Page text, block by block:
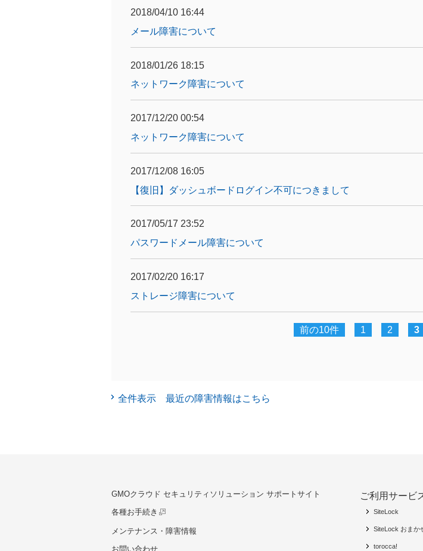
2018/04/10 16:44
メール障害について
2018/01/26 18:15
ネットワーク障害について
2017/12/20 00:54
ネットワーク障害について
2017/12/08 16:05
【復旧】ダッシュボードログイン不可につきまして
2017/05/17 23:52
パスワードメール障害について
2017/02/20 16:17
ストレージ障害について
前の10件 1 2 3
全件表示 最近の障害情報はこちら
GMOクラウド セキュリティソリューション サポートサイト
各種お手続き
メンテナンス・障害情報
お問い合わせ
ご利用サービ
SiteLock
SiteLock おまか
torocca!